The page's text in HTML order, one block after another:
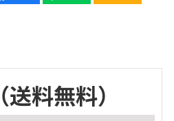
（送料無料）